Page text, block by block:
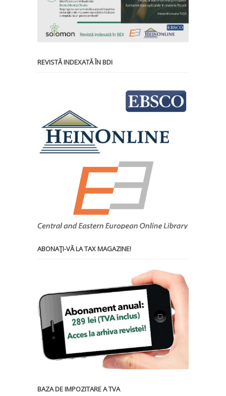
REVISTĂ INDEXATĂ ÎN BDI
ABONAŢI-VĂ LA TAX MAGAZINE!
BAZA DE IMPOZITARE A TVA